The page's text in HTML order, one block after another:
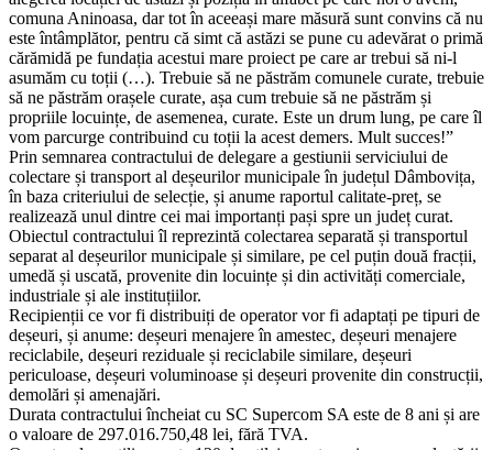
comuna Aninoasa, dar tot în aceeași mare măsură sunt convins că nu
este întâmplător, pentru că simt că astăzi se pune cu adevărat o primă
cărămidă pe fundația acestui mare proiect pe care ar trebui să ni-l
asumăm cu toții (…). Trebuie să ne păstrăm comunele curate, trebuie
să ne păstrăm orașele curate, așa cum trebuie să ne păstrăm și
propriile locuințe, de asemenea, curate. Este un drum lung, pe care îl
vom parcurge contribuind cu toții la acest demers. Mult succes!”
Prin semnarea contractului de delegare a gestiunii serviciului de
colectare și transport al deșeurilor municipale în județul Dâmbovița,
în baza criteriului de selecție, și anume raportul calitate-preț, se
realizează unul dintre cei mai importanți pași spre un județ curat.
Obiectul contractului îl reprezintă colectarea separată și transportul
separat al deșeurilor municipale și similare, pe cel puțin două fracții,
umedă și uscată, provenite din locuințe și din activități comerciale,
industriale și ale instituțiilor.
Recipienții ce vor fi distribuiți de operator vor fi adaptați pe tipuri de
deșeuri, și anume: deșeuri menajere în amestec, deșeuri menajere
reciclabile, deșeuri reziduale și reciclabile similare, deșeuri
periculoase, deșeuri voluminoase și deșeuri provenite din construcții,
demolări și amenajări.
Durata contractului încheiat cu SC Supercom SA este de 8 ani și are
o valoare de 297.016.750,48 lei, fără TVA.